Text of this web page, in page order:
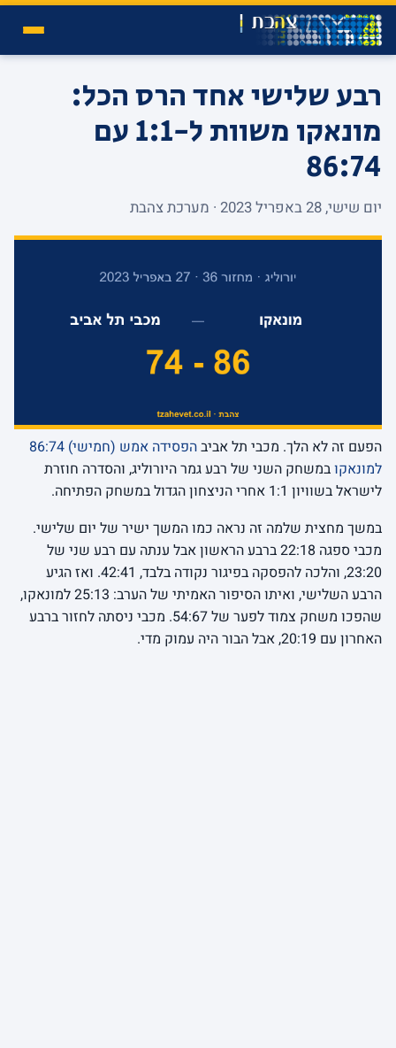
רבע שלישי אחד הרס הכל:
מונאקו משוות ל-1:1 עם
86:74
יום שישי, 28 באפריל 2023 · מערכת צהבת
הפעם זה לא הלך. מכבי תל אביב
הפסידה אמש (חמישי) 86:74
למונאקובמשחק השני של רבע גמר היורוליג, והסדרה חוזרת
לישראל בשוויון 1:1 אחרי הניצחון הגדול במשחק הפתיחה.
במשך מחצית שלמה זה נראה כמו המשך ישיר של יום שלישי.
מכבי ספגה 22:18 ברבע הראשון אבל ענתה עם רבע שני של
23:20, והלכה להפסקה בפיגור נקודה בלבד, 42:41. ואז הגיע
הרבע השלישי, ואיתו הסיפור האמיתי של הערב: 25:13 למונאקו,
שהפכו משחק צמוד לפער של 54:67. מכבי ניסתה לחזור ברבע
האחרון עם 20:19, אבל הבור היה עמוק מדי.